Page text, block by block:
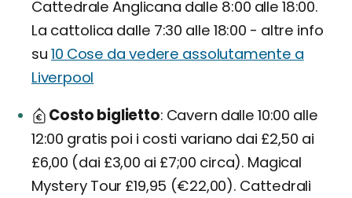
Cattedrale Anglicana dalle 8:00 alle 18:00.
La cattolica dalle 7:30 alle 18:00 - altre info
su 10 Cose da vedere assolutamente a
Liverpool
Costo biglietto Cavern dalle 10:00 alle
12:00 gratis poi i costi variano dai £2,50 ai
£6,00 (dai £3,00 ai £7;00 circa). Magical
Mystery Tour £19,95 (€22,00). Cattedrali